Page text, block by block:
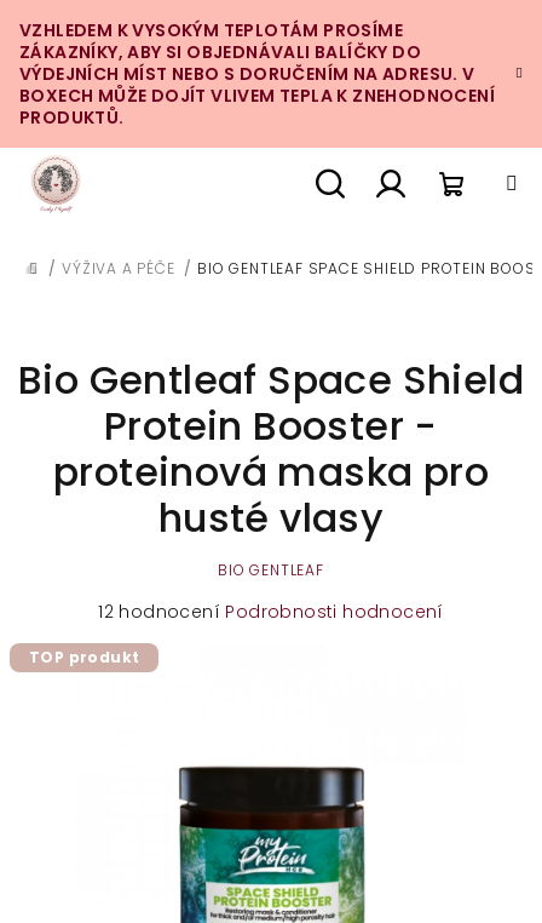
na
obsah
VZHLEDEM K VYSOKÝM TEPLOTÁM PROSÍME
ZÁKAZNÍKY, ABY SI OBJEDNÁVALI BALÍČKY DO
VÝDEJNÍCH MÍST NEBO S DORUČENÍM NA ADRESU. V
BOXECH MŮŽE DOJÍT VLIVEM TEPLA K ZNEHODNOCENÍ
PRODUKTŮ.
DOMŮ
/ VÝŽIVA A PÉČE / BIO GENTLEAF SPACE SHIELD PROTEIN
Bio Gentleaf Space Shield
Protein Booster -
proteinová maska pro
husté vlasy
BIO GENTLEAF
Průměrné
produktu
hvězdiček.
12 hodnocení Podrobnosti hodnocení
TOP produkt